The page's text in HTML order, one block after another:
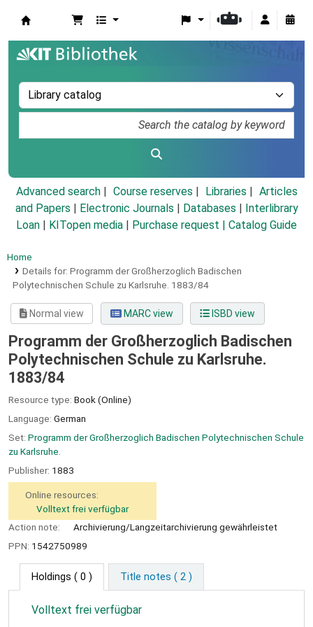
Advanced search Course reserves Libraries
Articles
and Papers
Electronic Journals Databases
Interlibrary
Loan
KITopen media Purchase request | Catalog Guide
Home
Details for: Programm der Großherzoglich Badischen
Polytechnischen Schule zu Karlsruhe. 1883/84
Normal view MARC view ISBD view
Programm der Großherzoglich Badischen
Polytechnischen Schule zu Karlsruhe.
1883/84
Resource type: Book (Online)
Language: German
Set: Programm der Großherzoglich Badischen Polytechnischen Schule
zu Karlsruhe.
Publisher: 1883
Online resources:
Volltext frei verfügbar
Action note:
Archivierung/Langzeitarchivierung gewährleistet
PPN: 1542750989
Holdings ( 0 ) Title notes ( 2 )
Volltext frei verfügbar